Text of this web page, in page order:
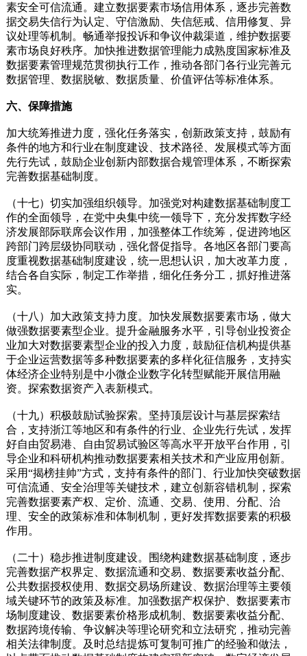
素安全可信流通。建立数据要素市场信用体系，逐步完善数
据交易失信行为认定、守信激励、失信惩戒、信用修复、异
议处理等机制。畅通举报投诉和争议仲裁渠道，维护数据要
素市场良好秩序。加快推进数据管理能力成熟度国家标准及
数据要素管理规范贯彻执行工作，推动各部门各行业完善元
数据管理、数据脱敏、数据质量、价值评估等标准体系。
六、保障措施
加大统筹推进力度，强化任务落实，创新政策支持，鼓励有
条件的地方和行业在制度建设、技术路径、发展模式等方面
先行先试，鼓励企业创新内部数据合规管理体系，不断探索
完善数据基础制度。
（十七）切实加强组织领导。加强党对构建数据基础制度工
作的全面领导，在党中央集中统一领导下，充分发挥数字经
济发展部际联席会议作用，加强整体工作统筹，促进跨地区
跨部门跨层级协同联动，强化督促指导。各地区各部门要高
度重视数据基础制度建设，统一思想认识，加大改革力度，
结合各自实际，制定工作举措，细化任务分工，抓好推进落
实。
（十八）加大政策支持力度。加快发展数据要素市场，做大
做强数据要素型企业。提升金融服务水平，引导创业投资企
业加大对数据要素型企业的投入力度，鼓励征信机构提供基
于企业运营数据等多种数据要素的多样化征信服务，支持实
体经济企业特别是中小微企业数字化转型赋能开展信用融
资。探索数据资产入表新模式。
（十九）积极鼓励试验探索。坚持顶层设计与基层探索结
合，支持浙江等地区和有条件的行业、企业先行先试，发挥
好自由贸易港、自由贸易试验区等高水平开放平台作用，引
导企业和科研机构推动数据要素相关技术和产业应用创新。
采用“揭榜挂帅”方式，支持有条件的部门、行业加快突破数据
可信流通、安全治理等关键技术，建立创新容错机制，探索
完善数据要素产权、定价、流通、交易、使用、分配、治
理、安全的政策标准和体制机制，更好发挥数据要素的积极
作用。
（二十）稳步推进制度建设。围绕构建数据基础制度，逐步
完善数据产权界定、数据流通和交易、数据要素收益分配、
公共数据授权使用、数据交易场所建设、数据治理等主要领
域关键环节的政策及标准。加强数据产权保护、数据要素市
场制度建设、数据要素价格形成机制、数据要素收益分配、
数据跨境传输、争议解决等理论研究和立法研究，推动完善
相关法律制度。及时总结提炼可复制可推广的经验和做法，